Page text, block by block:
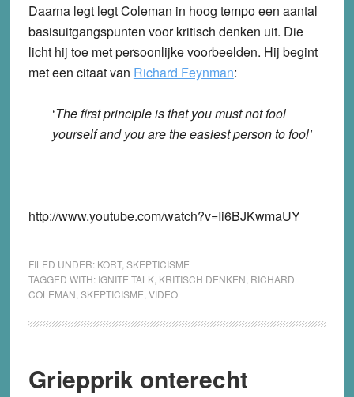
Daarna legt legt Coleman in hoog tempo een aantal
basisuitgangspunten voor kritisch denken uit. Die
licht hij toe met persoonlijke voorbeelden. Hij begint
met een citaat van Richard Feynman:
‘The first principle is that you must not fool
yourself and you are the easiest person to fool’
http://www.youtube.com/watch?v=Ii6BJKwmaUY
FILED UNDER: KORT, SKEPTICISME
TAGGED WITH: IGNITE TALK, KRITISCH DENKEN RICHARD
COLEMAN SKEPTICISME VIDEO
Griepprik onterecht